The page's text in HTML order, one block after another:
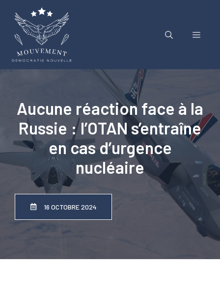
contenu
Menu
Aucune réaction face à la
Russie : l’OTAN s’entraîne
en cas d’urgence
nucléaire
16 OCTOBRE 2024